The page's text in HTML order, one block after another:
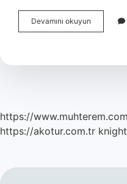
Devamını okuyun
Ile
Demek
https://
https://akotur.com.tr